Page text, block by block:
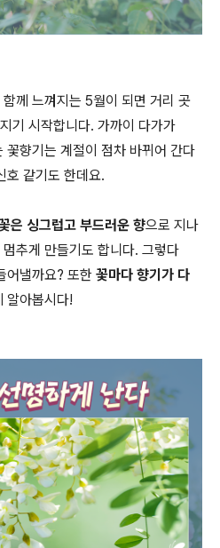
께 느껴지는 5월이 되면 거리 곳
기 시작합니다. 가까이 다가가
꽃향기는 계절이 점차 바뀌어 간다
호 같기도 한데요.
은 싱그럽고 부드러운 향으로 지나
추게 만들기도 합니다. 그렇다
어낼까요? 또한 꽃마다 향기가 다
알아봅시다!